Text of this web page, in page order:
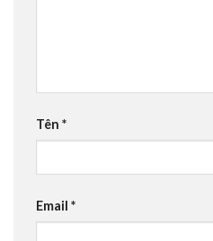
Tên *
Email *